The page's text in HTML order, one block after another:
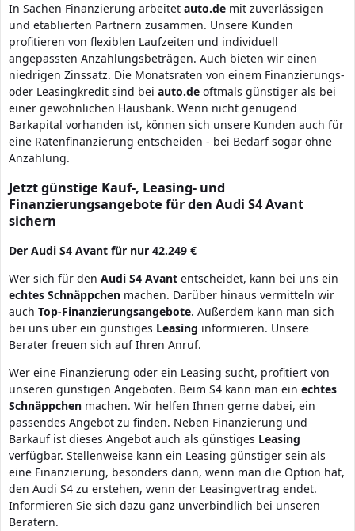
In Sachen Finanzierung arbeitet auto.de mit zuverlässigen
und etablierten Partnern zusammen. Unsere Kunden
profitieren von flexiblen Laufzeiten und individuell
angepassten Anzahlungsbeträgen. Auch bieten wir einen
niedrigen Zinssatz. Die Monatsraten von einem Finanzierungs-
oder Leasingkredit sind bei auto.de oftmals günstiger als bei
einer gewöhnlichen Hausbank. Wenn nicht genügend
Barkapital vorhanden ist, können sich unsere Kunden auch für
eine Ratenfinanzierung entscheiden - bei Bedarf sogar ohne
Anzahlung.
Jetzt günstige Kauf-, Leasing- und
Finanzierungsangebote für den Audi S4 Avant
sichern
Der Audi S4 Avant für nur 42.249 €
Wer sich für den Audi S4 Avant entscheidet, kann bei uns ein
echtes Schnäppchen machen. Darüber hinaus vermitteln wir
auch Top-Finanzierungsangebote. Außerdem kann man sich
bei uns über ein günstiges Leasing informieren. Unsere
Berater freuen sich auf Ihren Anruf.
Wer eine Finanzierung oder ein Leasing sucht, profitiert von
unseren günstigen Angeboten. Beim S4 kann man ein echtes
Schnäppchen machen. Wir helfen Ihnen gerne dabei, ein
passendes Angebot zu finden. Neben Finanzierung und
Barkauf ist dieses Angebot auch als günstiges Leasing
verfügbar. Stellenweise kann ein Leasing günstiger sein als
eine Finanzierung, besonders dann, wenn man die Option hat,
den Audi S4 zu erstehen, wenn der Leasingvertrag endet.
Informieren Sie sich dazu ganz unverbindlich bei unseren
Beratern.